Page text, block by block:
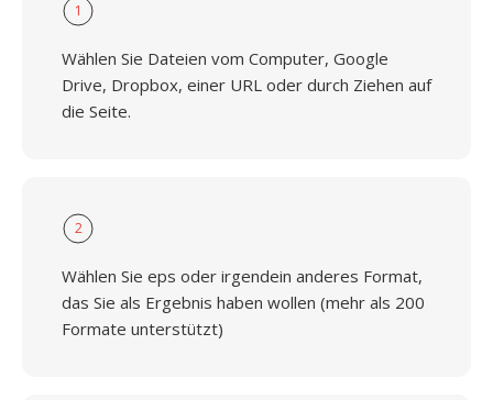
1
Wählen Sie Dateien vom Computer, Google
Drive, Dropbox, einer URL oder durch Ziehen auf
die Seite.
2
Wählen Sie eps oder irgendein anderes Format,
das Sie als Ergebnis haben wollen (mehr als 200
Formate unterstützt)